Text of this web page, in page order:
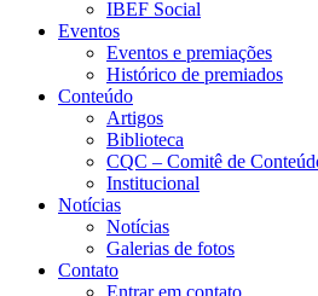
IBEF Social
Eventos
Eventos e premiações
Histórico de premiados
Conteúdo
Artigos
Biblioteca
CQC – Comitê de
Institucional
Notícias
Notícias
Galerias de fotos
Contato
Entrar em contato